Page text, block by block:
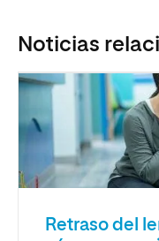
Noticias
Retraso del